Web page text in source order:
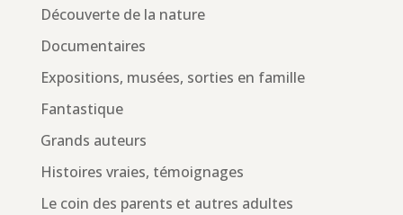
Découverte de la nature
Documentaires
Expositions, musées, sorties en famille
Fantastique
Grands auteurs
Histoires vraies, témoignages
Le coin des parents et autres adultes